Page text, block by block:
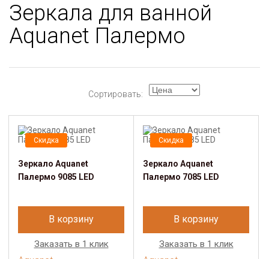
Зеркала для ванной
Aquanet Палермо
Сортировать:
Скидка
Зеркало Aquanet
Палермо 9085 LED
В корзину
Заказать в 1 клик
Скидка
Зеркало Aquanet
Палермо 7085 LED
В корзину
Заказать в 1 клик